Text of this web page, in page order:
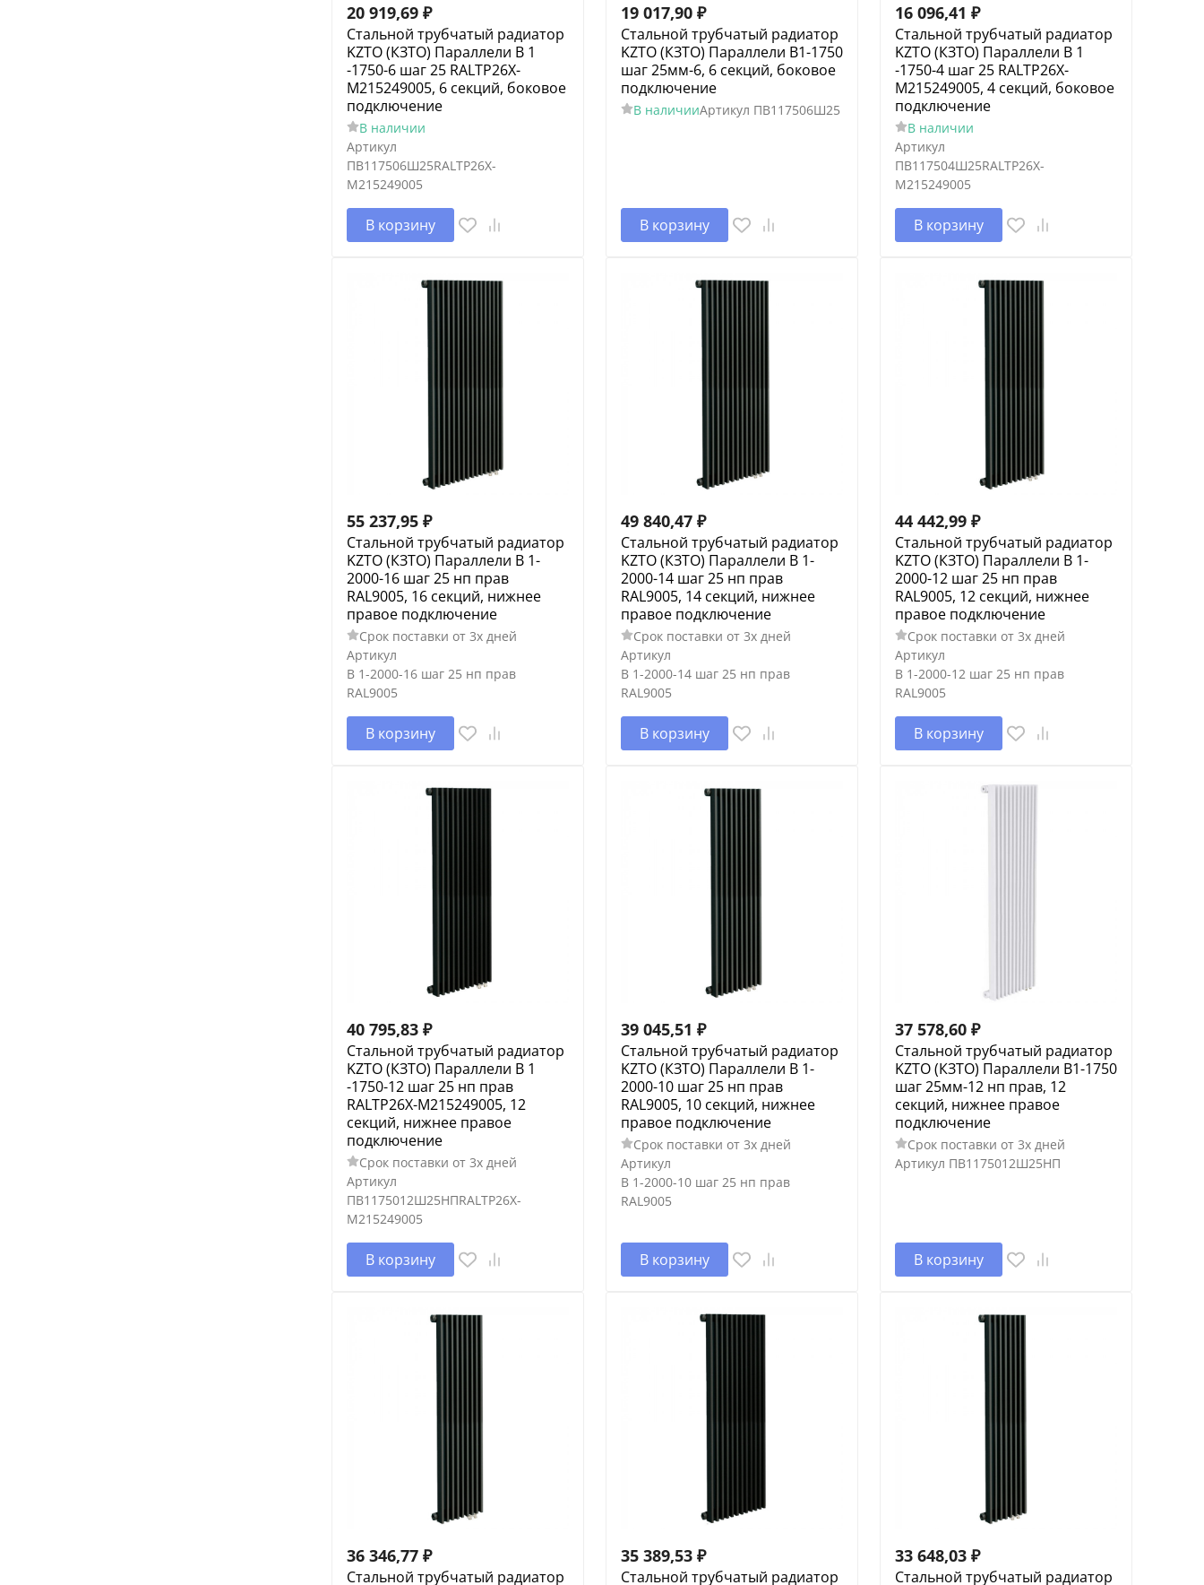
20 919,69 ₽
Стальной трубчатый радиатор
KZTO (КЗТО) Параллели В 1
-1750-6 шаг 25 RALTP26X-
M215249005, 6 секций, боковое
подключение
В наличии
Артикул
ПВ117506Ш25RALTP26X-
M215249005
В корзину
19 017,90 ₽
Стальной трубчатый радиатор
KZTO (КЗТО) Параллели В1-1750
шаг 25мм-6, 6 секций, боковое
подключение
В наличииАртикул ПВ117506Ш25
В корзину
16 096,41 ₽
Стальной трубчатый радиатор
KZTO (КЗТО) Параллели В 1
-1750-4 шаг 25 RALTP26X-
M215249005, 4 секций, боковое
подключение
В наличии
Артикул
ПВ117504Ш25RALTP26X-
M215249005
В корзину
55 237,95 ₽
Стальной трубчатый радиатор
KZTO (КЗТО) Параллели В 1-
2000-16 шаг 25 нп прав
RAL9005, 16 секций, нижнее
правое подключение
Срок поставки от 3х дней
Артикул
В 1-2000-16 шаг 25 нп прав
RAL9005
В корзину
49 840,47 ₽
Стальной трубчатый радиатор
KZTO (КЗТО) Параллели В 1-
2000-14 шаг 25 нп прав
RAL9005, 14 секций, нижнее
правое подключение
Срок поставки от 3х дней
Артикул
В 1-2000-14 шаг 25 нп прав
RAL9005
В корзину
44 442,99 ₽
Стальной трубчатый радиатор
KZTO (КЗТО) Параллели В 1-
2000-12 шаг 25 нп прав
RAL9005, 12 секций, нижнее
правое подключение
Срок поставки от 3х дней
Артикул
В 1-2000-12 шаг 25 нп прав
RAL9005
В корзину
40 795,83 ₽
Стальной трубчатый радиатор
KZTO (КЗТО) Параллели В 1
-1750-12 шаг 25 нп прав
RALTP26X-M215249005, 12
секций, нижнее правое
подключение
Срок поставки от 3х дней
Артикул
ПВ1175012Ш25НПRALTP26X-
M215249005
В корзину
39 045,51 ₽
Стальной трубчатый радиатор
KZTO (КЗТО) Параллели В 1-
2000-10 шаг 25 нп прав
RAL9005, 10 секций, нижнее
правое подключение
Срок поставки от 3х дней
Артикул
В 1-2000-10 шаг 25 нп прав
RAL9005
В корзину
37 578,60 ₽
Стальной трубчатый радиатор
KZTO (КЗТО) Параллели В1-1750
шаг 25мм-12 нп прав, 12
секций, нижнее правое
подключение
Срок поставки от 3х дней
Артикул ПВ1175012Ш25НП
В корзину
36 346,77 ₽
Стальной трубчатый радиатор
35 389,53 ₽
Стальной трубчатый радиатор
33 648,03 ₽
Стальной трубчатый радиатор